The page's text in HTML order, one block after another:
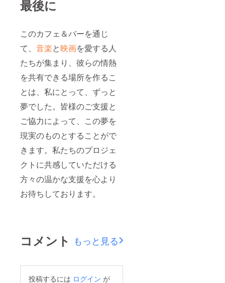
最後に
このカフェ＆バーを通じ
て、 音楽と映画を愛する人
たちが集まり、彼らの情熱
を共有できる場所を作るこ
とは、私にとって、ずっと
夢でした。皆様のご支援と
ご協力によって、この夢を
現実のものとすることがで
きます。私たちのプロジェ
クトに共感していただける
方々の温かな支援を心より
お待ちしております。
コメント もっと見る
投稿するには ログイン が